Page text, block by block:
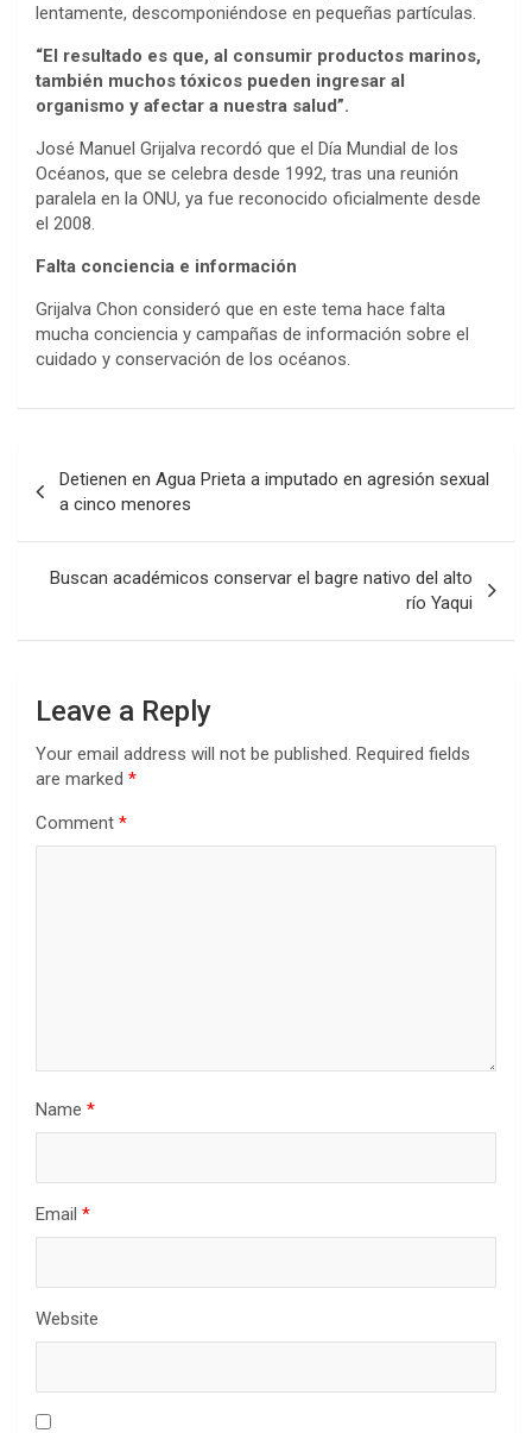
lentamente, descomponiéndose en pequeñas partículas.
“El resultado es que, al consumir productos marinos,
también muchos tóxicos pueden ingresar al
organismo y afectar a nuestra salud”.
José Manuel Grijalva recordó que el Día Mundial de los
Océanos, que se celebra desde 1992, tras una reunión
paralela en la ONU, ya fue reconocido oficialmente desde
el 2008.
Falta conciencia e información
Grijalva Chon consideró que en este tema hace falta
mucha conciencia y campañas de información sobre el
cuidado y conservación de los océanos.
navigation
Detienen en Agua Prieta a imputado en agresión sexual
a cinco menores
Buscan académicos conservar el bagre nativo del alto
río Yaqui
Leave a Reply
Your email address will not be published. Required fields
are marked *
Comment *
Name *
Email *
Website